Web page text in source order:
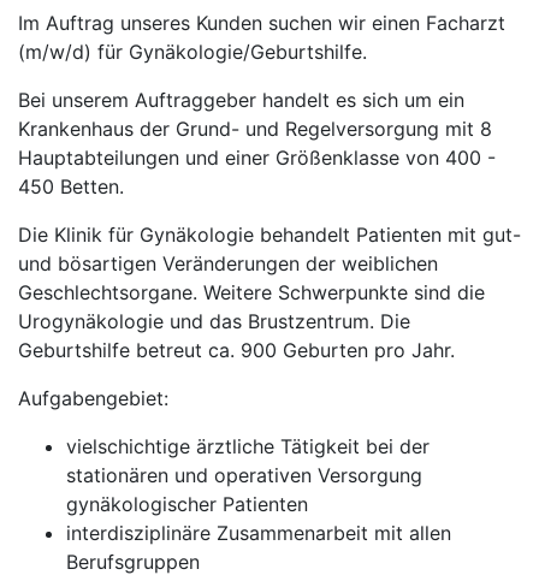
Im Auftrag unseres Kunden suchen wir einen Facharzt
(m/w/d) für Gynäkologie/Geburtshilfe.
Bei unserem Auftraggeber handelt es sich um ein
Krankenhaus der Grund- und Regelversorgung mit 8
Hauptabteilungen und einer Größenklasse von 400 -
450 Betten.
Die Klinik für Gynäkologie behandelt Patienten mit gut-
und bösartigen Veränderungen der weiblichen
Geschlechtsorgane. Weitere Schwerpunkte sind die
Urogynäkologie und das Brustzentrum. Die
Geburtshilfe betreut ca. 900 Geburten pro Jahr.
Aufgabengebiet:
vielschichtige ärztliche Tätigkeit bei der
stationären und operativen Versorgung
gynäkologischer Patienten
interdisziplinäre Zusammenarbeit mit allen
Berufsgruppen